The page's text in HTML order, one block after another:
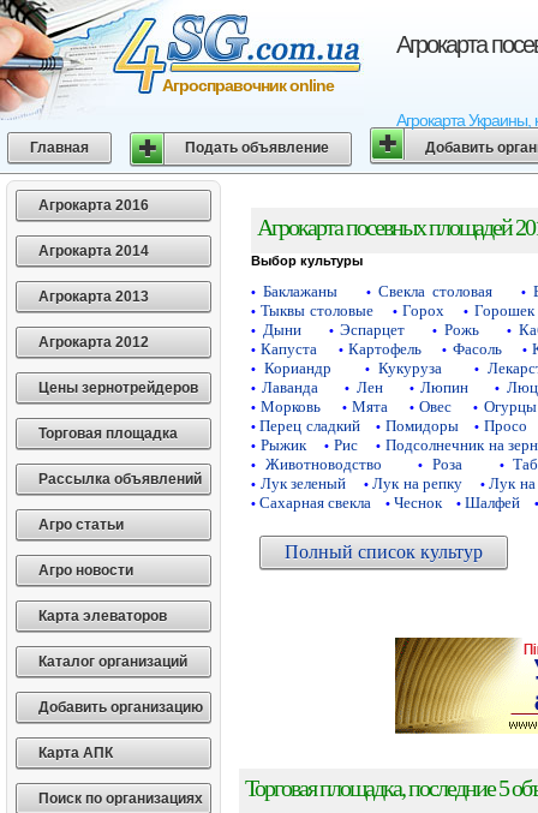
Агрокарта
Агрокарта
Агросправочник online
Главная Подать объявление Добавить
Агрокарта 2016
Агрокарта 2014
Агрокарта 2013
Агрокарта 2012
Цены зернотрейдеров
Торговая площадка
Рассылка объявлений
Агро статьи
Агро новости
Карта элеваторов
Каталог организаций
Добавить организацию
Карта АПК
Поиск по организациях
Агрокарта посевных площадей
Выбор культуры
• Баклажаны • Свекла столовая •
• Тыквы столовые • Горох • Горошек
• Дыни • Эспарцет • Рожь •
• Капуста • Картофель • Фасоль •
• Кориандр • Кукуруза •
• Лаванда • Лен • Люпин •
• Морковь • Мята • Овес • Огурцы
• Перец сладкий • Помидоры • Просо
• Рыжик • Рис • Подсолнечник на
• Животноводство • Роза •
• Лук зеленый • Лук на репку • Лук на
• Сахарная свекла • Чеснок • Шалфей •
Полный список культур
Торговая площадка, последние 5